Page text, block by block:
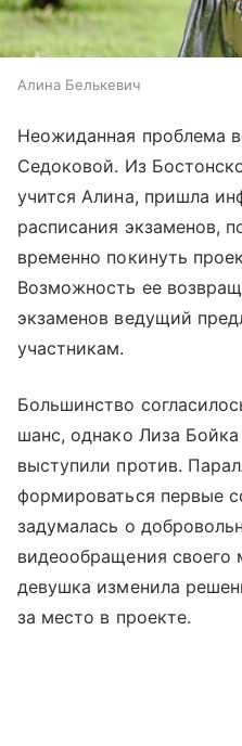
Алина Белькевич
Неожиданная проблема
Седоковой. Из
учится Алина, пришла
расписания экзаменов,
временно покинуть
Возможность ее
экзаменов ведущий
участникам.
Большинство
шанс, однако Лиза
выступили против.
формироваться первые
задумалась о
видеообращения своего
девушка изменила
за место в проекте.